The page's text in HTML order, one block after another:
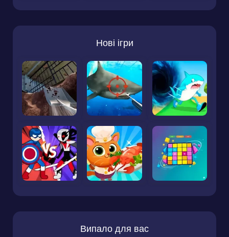
Нові ігри
Випало для вас